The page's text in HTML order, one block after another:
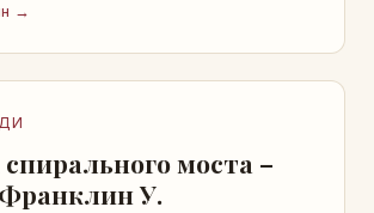
→
спирального моста –
У.